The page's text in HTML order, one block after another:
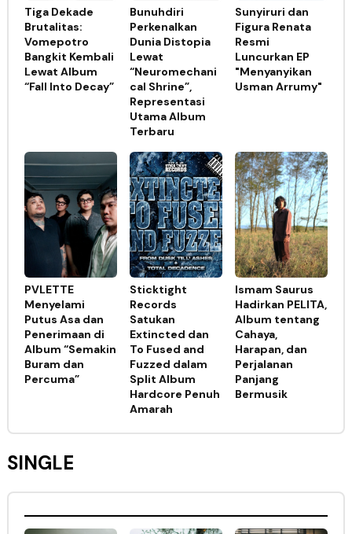
Tiga Dekade
Brutalitas:
Vomepotro
Bangkit Kembali
Lewat Album
“Fall Into Decay”
Bunuhdiri
Perkenalkan
Dunia Distopia
Lewat
“Neuromechani
cal Shrine”,
Representasi
Utama Album
Terbaru
Sunyiruri dan
Figura Renata
Resmi
Luncurkan EP
"Menyanyikan
Usman Arrumy"
PVLETTE
Menyelami
Putus Asa dan
Penerimaan di
Album “Semakin
Buram dan
Percuma”
Sticktight
Records
Satukan
Extincted dan
To Fused and
Fuzzed dalam
Split Album
Hardcore Penuh
Amarah
Ismam Saurus
Hadirkan PELITA,
Album tentang
Cahaya,
Harapan, dan
Perjalanan
Panjang
Bermusik
SINGLE